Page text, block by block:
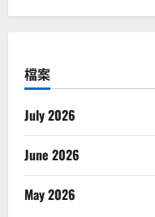
檔案
July 2026
June 2026
May 2026